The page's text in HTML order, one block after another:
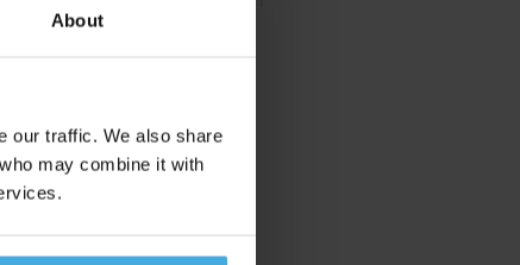
About
our traffic. We also share
may combine it with